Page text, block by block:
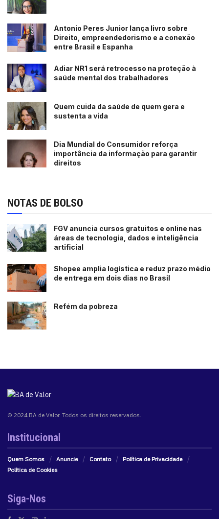
Antonio Peres Junior lança livro sobre
Direito, empreendedorismo e a conexão
entre Brasil e Espanha
Adiar NR1 será retrocesso na proteção à
saúde mental dos trabalhadores
Quem cuida da saúde de quem gera e
sustenta a vida
Dia Mundial do Consumidor reforça
importância da informação para garantir
direitos
NOTAS DE BOLSO
FGV anuncia cursos gratuitos e online nas
áreas de tecnologia, dados e inteligência
artificial
Shopee amplia logística e reduz prazo médio
de entrega em dois dias no Brasil
Refém da pobreza
© 2024 BA de Valor. Todos os direitos reservados.
Institucional
Quem Somos Anuncie Contato
Política de Privacidade
Política de Cookies
Siga-Nos